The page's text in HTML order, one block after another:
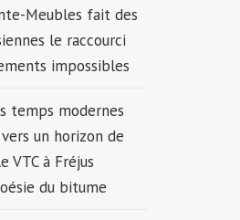
Meubles fait des
le raccourci
impossibles
temps modernes
un horizon de
VTC à Fréjus
du bitume